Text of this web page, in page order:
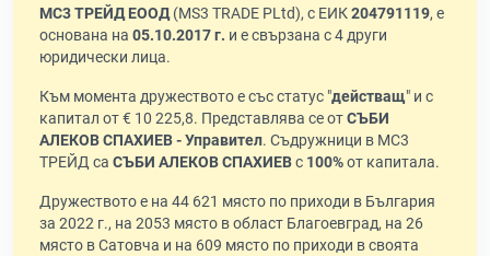
МС3 ТРЕЙД ЕООД(MS3 TRADE PLtd), с ЕИК204791119, е
основана на 05.10.2017 г. и е свързана с 4 други
юридически лица.
Към момента дружеството е със статус "действащ" и с
капитал от € 10 225,8. Представлява се отСЪБИ
АЛЕКОВ СПАХИЕВ - Управител. Съдружници в МС3
ТРЕЙД са СЪБИ АЛЕКОВ СПАХИЕВс 100%от капитала.
Дружеството е на 44 621 място по приходи в България
за 2022 г., на 2053 място в област Благоевград, на 26
място в Сатовча и на 609 място по приходи в своята